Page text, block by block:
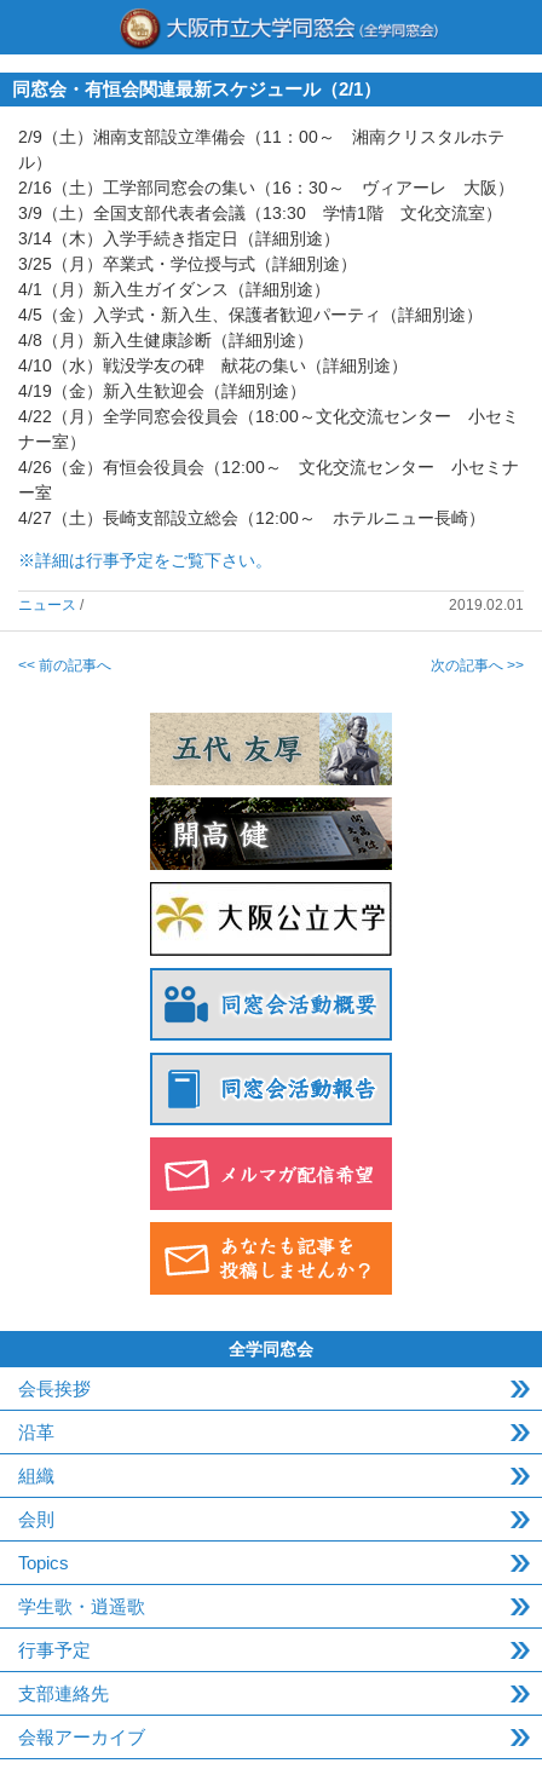
同窓会・有恒会関連最新スケジュール（2/1）
2/9（土）湘南支部設立準備会（11：00～ 湘南クリスタルホテ
ル）
2/16（土）工学部同窓会の集い（16：30～ ヴィアーレ 大阪）
3/9（土）全国支部代表者会議（13:30 学情1階 文化交流室）
3/14（木）入学手続き指定日（詳細別途）
3/25（月）卒業式・学位授与式（詳細別途）
4/1（月）新入生ガイダンス（詳細別途）
4/5（金）入学式・新入生、保護者歓迎パーティ（詳細別途）
4/8（月）新入生健康診断（詳細別途）
4/10（水）戦没学友の碑 献花の集い（詳細別途）
4/19（金）新入生歓迎会（詳細別途）
4/22（月）全学同窓会役員会（18:00～文化交流センター 小セミ
ナー室）
4/26（金）有恒会役員会（12:00～ 文化交流センター 小セミナ
ー室
4/27（土）長崎支部設立総会（12:00～ ホテルニュー長崎）
※詳細は行事予定をご覧下さい。
ニュース / 2019.02.01
<< 前の記事へ 次の記事へ >>
全学同窓会
会長挨拶
沿革
組織
会則
Topics
学生歌・逍遥歌
行事予定
支部連絡先
会報アーカイブ